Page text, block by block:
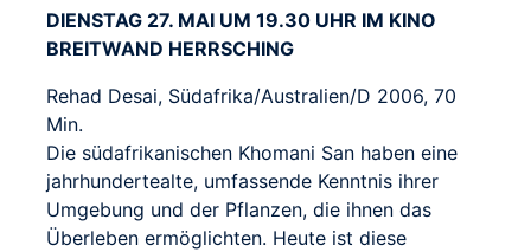
DIENSTAG 27. MAI UM 19.30 UHR IM KINO
BREITWAND HERRSCHING
Rehad Desai, Südafrika/Australien/D 2006, 70
Min.
Die südafrikanischen Khomani San haben eine
jahrhundertealte, umfassende Kenntnis ihrer
Umgebung und der Pflanzen, die ihnen das
Überleben ermöglichten. Heute ist diese